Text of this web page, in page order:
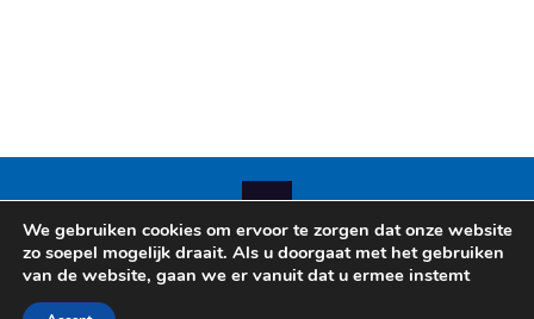
© 2026 Betheme byMuffin group| All Rights Reserved |
Powered byWordPress
We gebruiken cookies om ervoor te zorgen dat onze website
zo soepel mogelijk draait. Als u doorgaat met het gebruiken
van de website, gaan we er vanuit dat u ermee instemt